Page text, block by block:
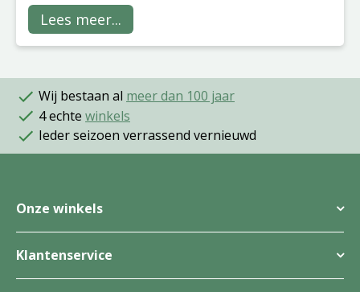
Lees meer...
Wij bestaan al meer dan 100 jaar
4 echte winkels
Ieder seizoen verrassend vernieuwd
Onze winkels
Klantenservice